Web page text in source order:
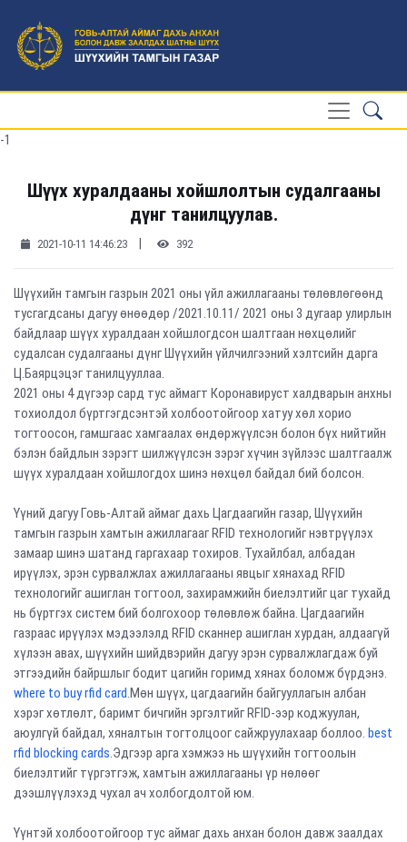
-1
Шүүх хуралдааны хойшлолтын судалгааны
дүнг танилцуулав.
2021-10-11 14:46:23 | 392
Шүүхийн тамгын газрын 2021 оны үйл ажиллагааны төлөвлөгөөнд
тусгагдсаны дагуу өнөөдөр /2021.10.11/ 2021 оны 3 дугаар улирлын
байдлаар шүүх хуралдаан хойшлогдсон шалтгаан нөхцөлийг
судалсан судалгааны дүнг Шүүхийн үйлчилгээний хэлтсийн дарга
Ц.Баярцэцэг танилцууллаа.
2021 оны 4 дүгээр сард тус аймагт Коронавируст халдварын анхны
тохиолдол бүртгэгдсэнтэй холбоотойгоор хатуу хөл хорио
тогтоосон, гамшгаас хамгаалах өндөржүүлсэн болон бүх нийтийн
бэлэн байдлын зэрэгт шилжүүлсэн зэрэг хүчин зүйлээс шалтгаалж
шүүх хуралдаан хойшлогдох шинэ нөхцөл байдал бий болсон.
Үүний дагуу Говь-Алтай аймаг дахь Цагдаагийн газар, Шүүхийн
тамгын газрын хамтын ажиллагааг RFID технологийг нэвтрүүлэх
замаар шинэ шатанд гаргахаар тохиров. Тухайлбал, албадан
ирүүлэх, эрэн сурвалжлах ажиллагааны явцыг хянахад RFID
технологийг ашиглан тогтоол, захирамжийн биелэлтийг цаг тухайд
нь бүртгэх систем бий болгохоор төлөвлөж байна. Цагдаагийн
газраас ирүүлэх мэдээлэлд RFID сканнер ашиглан хурдан, алдаагүй
хүлээн авах, шүүхийн шийдвэрийн дагуу эрэн сурвалжлагдаж буй
этгээдийн байршлыг бодит цагийн горимд хянах боломж бүрдэнэ.
where to buy rfid card.Мөн шүүх, цагдаагийн байгууллагын албан
хэрэг хөтлөлт, баримт бичгийн эргэлтийг RFID-ээр коджуулан,
аюулгүй байдал, хяналтын тогтолцоог сайжруулахаар боллоо. best
rfid blocking cards.Эдгээр арга хэмжээ нь шүүхийн тогтоолын
биелэлтийг түргэтгэж, хамтын ажиллагааны үр нөлөөг
дээшлүүлэхэд чухал ач холбогдолтой юм.
Үүнтэй холбоотойгоор тус аймаг дахь анхан болон давж заалдах